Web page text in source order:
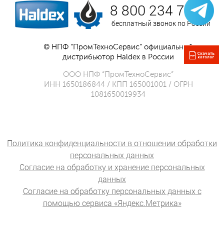
8 800 234 75 52
бесплатный звонок по России
© НПФ “ПромТехноСервис” официальный
дистрибьютор Haldex в России
ООО НПФ “ПромТехноСервис”
ИНН 1650186844 / КПП 165001001 / ОГРН
1081650019934
Политика конфиденциальности в отношении обработки
персональных данных
Согласие на обработку и хранение персональных
данных
Согласие на обработку персональных данных с
помощью сервиса «Яндекс.Метрика»